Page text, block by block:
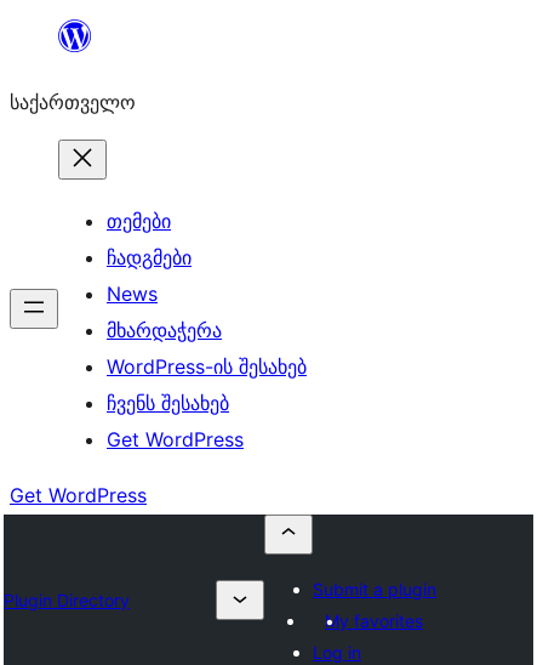
შიგთავსზე
საქართველო
თემები
ჩადგმები
News
მხარდაჭერა
WordPress-ის შესახებ
ჩვენს შესახებ
Get WordPress
Get WordPress
Plugin Directory
Submit a plugin
My favorites
Log in